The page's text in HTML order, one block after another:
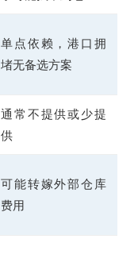
单点依赖，港口拥
堵无备选方案
通常不提供或少提
供
可能转嫁外部仓库
费用